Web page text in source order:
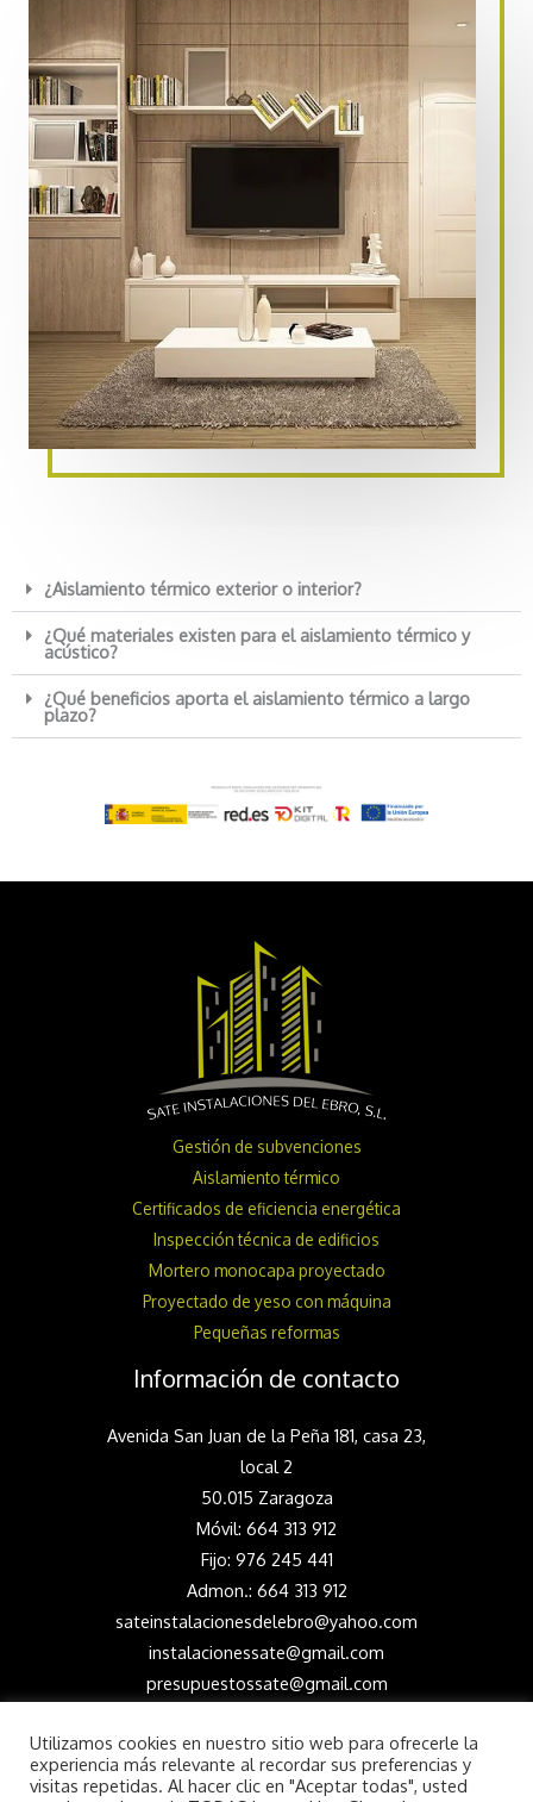
¿Aislamiento térmico exterior o interior?
¿Qué materiales existen para el aislamiento térmico y
acústico?
¿Qué beneficios aporta el aislamiento térmico a largo
plazo?
Gestión de subvenciones
Aislamiento térmico
Certificados de eficiencia energética
Inspección técnica de edificios
Mortero monocapa proyectado
Proyectado de yeso con máquina
Pequeñas reformas
Información de contacto
Avenida San Juan de la Peña 181, casa 23,
local 2
50.015 Zaragoza
Móvil: 664 313 912
Fijo: 976 245 441
Admon.: 664 313 912
sateinstalacionesdelebro@yahoo.com
instalacionessate@gmail.com
presupuestossate@gmail.com
16:00 a 20:00 (De lunes a sábado)
Utilizamos cookies en nuestro sitio web para ofrecerle la
experiencia más relevante al recordar sus preferencias y
visitas repetidas. Al hacer clic en "Aceptar todas", usted